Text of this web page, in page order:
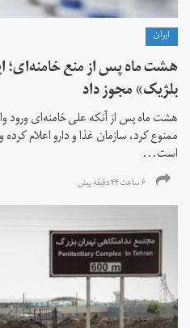
ايران
هشت ماه پس از منع خامنه‌ای؛
بلژیک» مجوز داد
هشت ماه پس از آنکه علی خامنه‌ای ورود
ممنوع کرد، سازمان غذا و دارو اعلام
است...
۶ ساعت ۴۴ دقیقه پیش